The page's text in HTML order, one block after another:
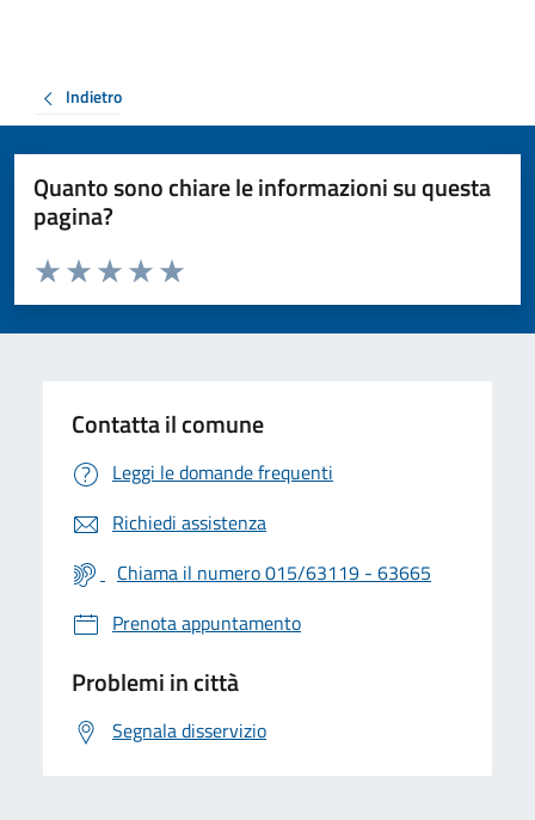
Indietro
Quanto sono chiare le informazioni su questa
pagina?
Valuta da 1 a 5 stelle la pagina
Valuta 5 stelle su 5
Valuta 4 stelle su 5
Valuta 3 stelle su 5
Valuta 2 stelle su 5
Valuta 1 stelle su 5
Contatta il comune
Leggi le domande frequenti
Richiedi assistenza
Chiama il numero 015/63119 - 63665
Prenota appuntamento
Problemi in città
Segnala disservizio